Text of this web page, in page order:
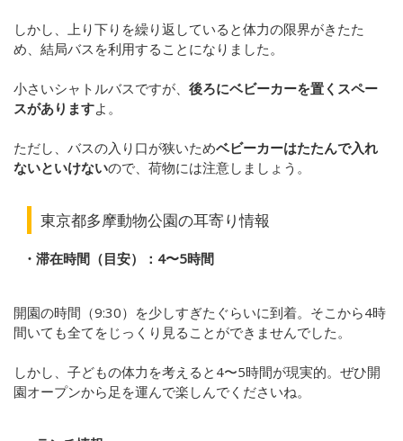
しかし、上り下りを繰り返していると体力の限界がきたた
め、結局バスを利用することになりました。
小さいシャトルバスですが、 後ろにベビーカーを置くスペー
スがありますよ。
ただし、バスの入り口が狭いためベビーカーはたたんで入れ
ないといけないので、荷物には注意しましょう。
東京都多摩動物公園の耳寄り情報
・滞在時間（目安）：4〜5時間
開園の時間（9:30）を少しすぎたぐらいに到着。そこから4時
間いても全てをじっくり見ることができませんでした。
しかし、子どもの体力を考えると4〜5時間が現実的。ぜひ開
園オープンから足を運んで楽しんでくださいね。